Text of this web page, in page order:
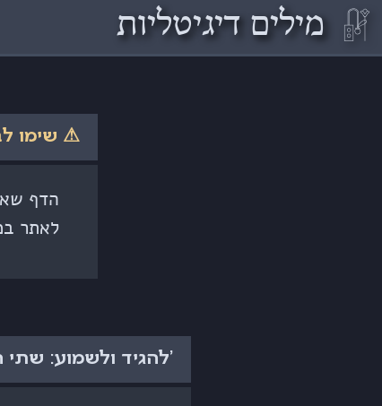
𓏞 מילים דיגיטליות
⚠ שימו
הדף
לאתר
'להגיד ולשמוע: שתי